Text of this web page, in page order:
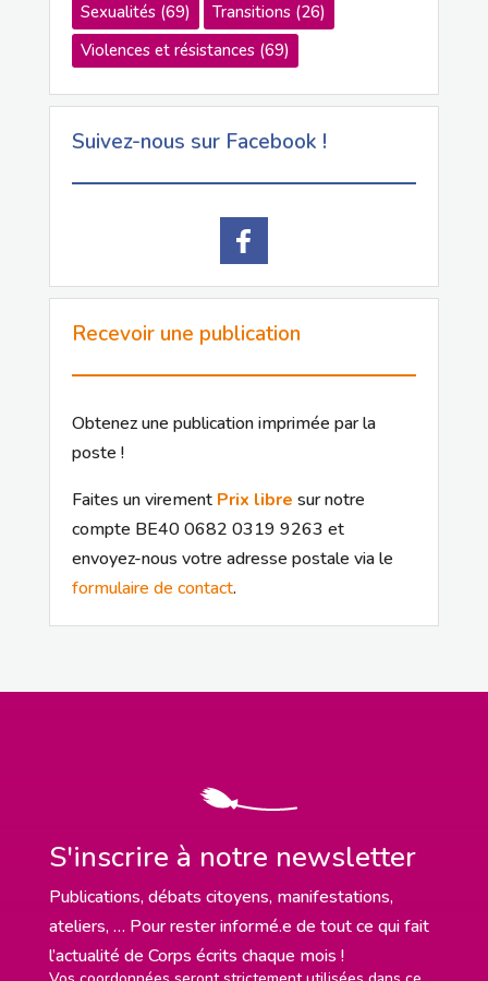
Sexualités(69) Transitions(26)
Violences et résistances(69)
Suivez-nous sur Facebook !
Recevoir une publication
Obtenez une publication imprimée par la
poste !
Faites un virement Prix libre sur notre
compte BE40 0682 0319 9263 et
envoyez-nous votre adresse postale via le
formulaire de contact.
S'inscrire à notre newsletter
Publications, débats citoyens, manifestations,
ateliers, … Pour rester informé.e de tout ce qui fait
l’actualité de Corps écrits chaque mois !